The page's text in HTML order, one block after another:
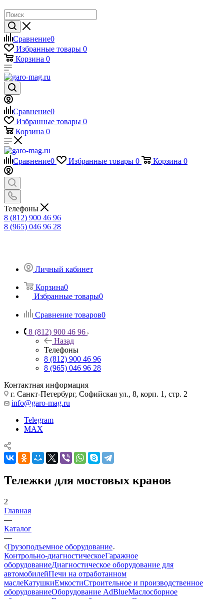
Сравнение0
Избранные товары 0
Корзина 0
Сравнение0
Избранные товары 0
Корзина 0
Сравнение0 Избранные товары 0 Корзина 0
Телефоны
8 (812) 900 46 96
8 (965) 046 96 28
Личный кабинет
Корзина0
Избранные товары0
Сравнение товаров0
8 (812) 900 46 96
Назад
Телефоны
8 (812) 900 46 96
8 (965) 046 96 28
Контактная информация
г. Санкт-Петербург, Софийская ул., 8, корп. 1, стр. 2
info@garo-mag.ru
Telegram
MAX
Тележки для мостовых кранов
2
Главная
—
Каталог
—
Грузоподъемное оборудование
Контрольно-диагностическоеГаражное
оборудованиеДиагностическое оборудование для
автомобилейПечи на отработанном
маслеКатушкиЕмкостиСтроительное и производственное
оборудованиеОборудование AdBlueМаслосборное